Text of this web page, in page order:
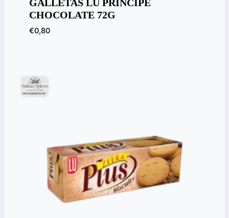
GALLETAS LU PRÍNCIPE
CHOCOLATE 72G
€0,80